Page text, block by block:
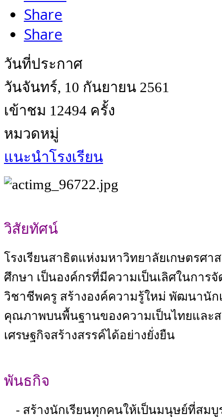
Share
Share
วันที่ประกาศ
วันจันทร์, 10 กันยายน 2561
เข้าชม 12494 ครั้ง
หมวดหมู่
แนะนำโรงเรียน
วิสัยทัศน์
โรงเรียนสาธิตแห่งมหาวิทยาลัยเกษตรศ
ศึกษา เป็นองค์กรที่มีความเป็นเลิศในการ
วิชาชีพครู สร้างองค์ความรู้ใหม่ พัฒนานัก
คุณภาพบนพื้นฐานของความเป็นไทยและ
เศรษฐกิจสร้างสรรค์ได้อย่างยั่งยืน
พันธกิจ
- สร้างนักเรียนทุกคนให้เป็นมนุษย์ที่สม